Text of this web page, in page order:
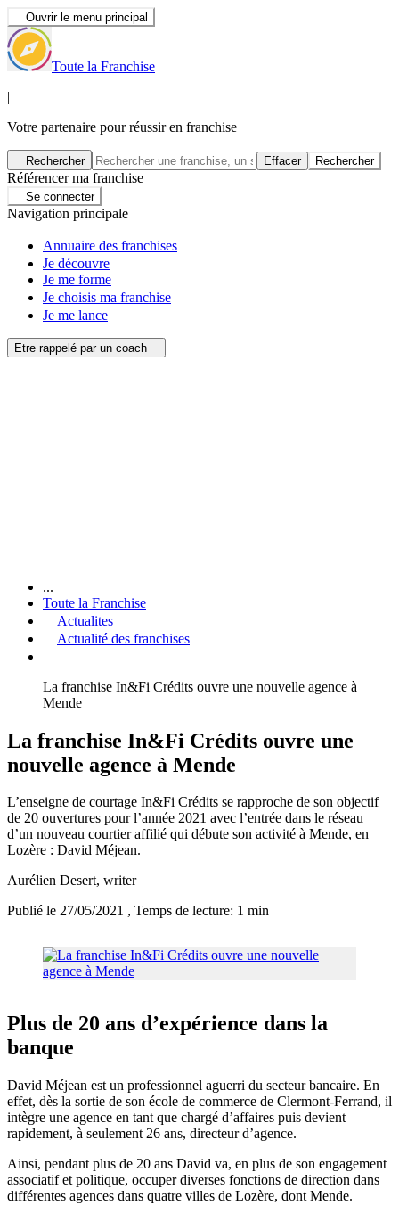
Ouvrir le menu principal
Toute la Franchise
|
Votre partenaire pour réussir en franchise
Rechercher Effacer Rechercher
Référencer ma franchise
Se connecter
Navigation principale
Annuaire des franchises
Je découvre
Je me forme
Je choisis ma franchise
Je me lance
Etre rappelé par un coach
...
Toute la Franchise
Actualites
Actualité des franchises
La franchise In&Fi Crédits ouvre une nouvelle agence à
Mende
La franchise In&Fi Crédits ouvre une
nouvelle agence à Mende
L’enseigne de courtage In&Fi Crédits se rapproche de son objectif
de 20 ouvertures pour l’année 2021 avec l’entrée dans le réseau
d’un nouveau courtier affilié qui débute son activité à Mende, en
Lozère : David Méjean.
Aurélien Desert, writer
Publié le 27/05/2021 , Temps de lecture: 1 min
Plus de 20 ans d’expérience dans la
banque
David Méjean est un professionnel aguerri du secteur bancaire. En
effet, dès la sortie de son école de commerce de Clermont-Ferrand, il
intègre une agence en tant que chargé d’affaires puis devient
rapidement, à seulement 26 ans, directeur d’agence.
Ainsi, pendant plus de 20 ans David va, en plus de son engagement
associatif et politique, occuper diverses fonctions de direction dans
différentes agences dans quatre villes de Lozère, dont Mende.